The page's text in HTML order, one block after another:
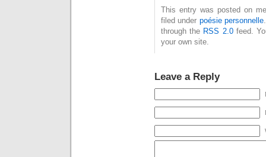
This entry was posted on
filed under poésie personnelle
through the RSS 2.0feed.
your own site.
Leave a Reply